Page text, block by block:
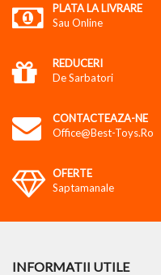
PLATA LA LIVRARE
Sau Online
REDUCERI
De Sarbatori
CONTACTEAZA-NE
Office@best-Toys.ro
OFERTE
Saptamanale
INFORMATII UTILE